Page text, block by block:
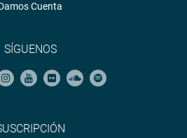
Cuenta
SÍGUENOS